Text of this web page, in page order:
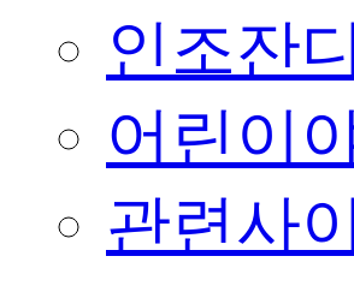
인조잔
어린이
관련사